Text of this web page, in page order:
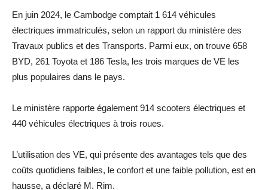
En juin 2024, le Cambodge comptait 1 614 véhicules
électriques immatriculés, selon un rapport du ministère des
Travaux publics et des Transports. Parmi eux, on trouve 658
BYD, 261 Toyota et 186 Tesla, les trois marques de VE les
plus populaires dans le pays.
Le ministère rapporte également 914 scooters électriques et
440 véhicules électriques à trois roues.
L’utilisation des VE, qui présente des avantages tels que des
coûts quotidiens faibles, le confort et une faible pollution, est en
hausse, a déclaré M. Rim.